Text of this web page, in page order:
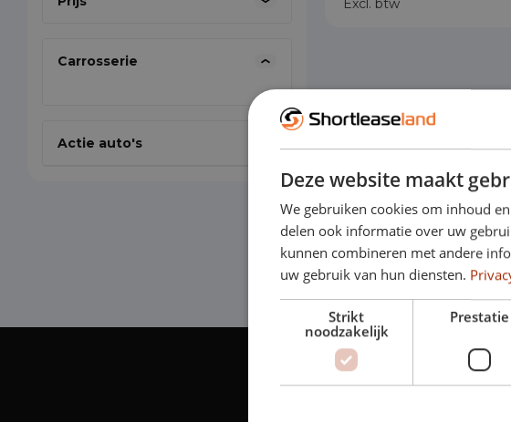
Carrosserie
Actie auto's
Excl. btw
Deze website maakt
We gebruiken cookies om inhoud
delen ook informatie over uw
kunnen combineren met andere
uw gebruik van hun diensten.
Strikt
noodzakelijk
Prestatie